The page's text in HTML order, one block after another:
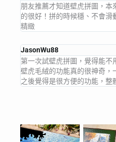
朋友推薦才知道壁虎拼圖，
的很好！拼的時候穩、不會滑
精緻
JasonWu88
第一次試壁虎拼圖，覺得能不
壁虎毛絨的功能真的很神奇，
之後覺得是很方便的功能，整